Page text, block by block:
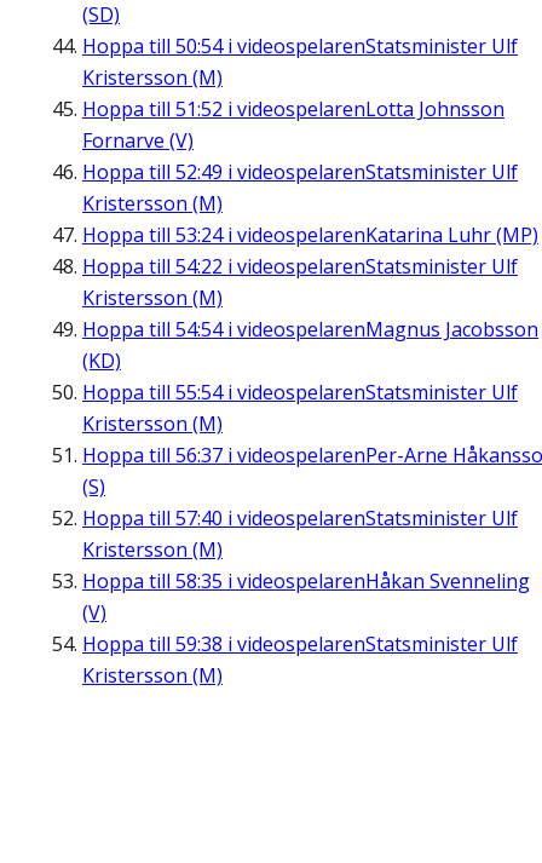
(SD)
Hoppa till 50:54i videospelarenStatsminister Ulf
Kristersson (M)
Hoppa till 51:52 i videospelarenLotta Johnsson
Fornarve (V)
Hoppa till 52:49 i videospelarenStatsminister Ulf
Kristersson (M)
Hoppa till 53:24i videospelarenKatarina Luhr (MP)
Hoppa till 54:22 i videospelarenStatsminister Ulf
Kristersson (M)
Hoppa till 54:54i videospelarenMagnus Jacobsson
(KD)
Hoppa till 55:54i videospelarenStatsminister Ulf
Kristersson (M)
Hoppa till 56:37 i videospelarenPer-Arne
(S)
Hoppa till 57:40 i videospelarenStatsminister Ulf
Kristersson (M)
Hoppa till 58:35 i videospelarenHåkan Svenneling
(V)
Hoppa till 59:38 i videospelarenStatsminister Ulf
Kristersson (M)